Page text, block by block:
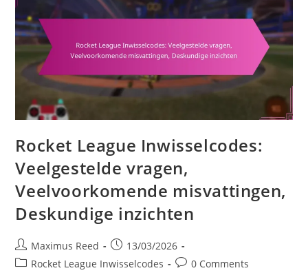
Rocket League Inwisselcodes:
Veelgestelde vragen,
Veelvoorkomende misvattingen,
Deskundige inzichten
Post
author:
Maximus Reed
Post
published:
13/03/2026
PostRocket League Inwisselcodes
Post0 Comments